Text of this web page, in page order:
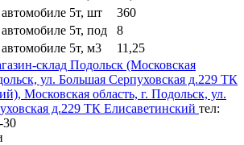
5т, шт
360
5т, под
8
5т, м3
11,25
склад Подольск (Московская
ул. Большая Серпуховская д.229 ТК
Московская область, г. Подольск, ул.
д.229 ТК Елисаветинский тел:
30